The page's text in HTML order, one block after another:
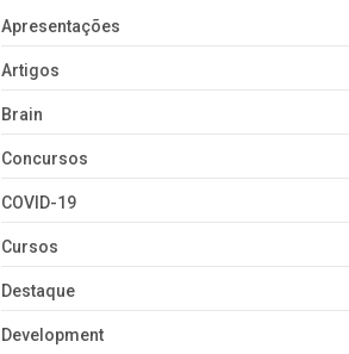
Apresentações
Artigos
Brain
Concursos
COVID-19
Cursos
Destaque
Development